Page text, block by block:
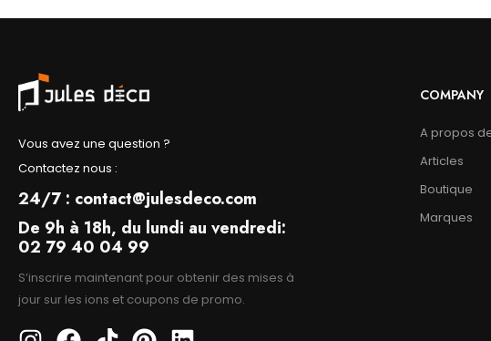
Vous avez une question ?
Contactez nous :
24/7 : contact@julesdeco.com
De 9h à 18h, du lundi au vendredi:
02 79 40 04 99
S’inscrire maintenant pour obtenir des mises à
jour sur les ions et coupons de promo.
COMPANY
A propos
Articles
Boutique
Marques